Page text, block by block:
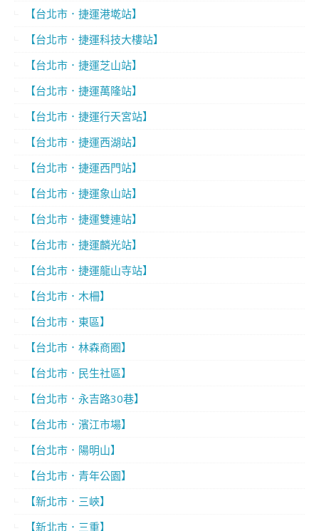
【台北市．捷運港墘站】
【台北市．捷運科技大樓站】
【台北市．捷運芝山站】
【台北市．捷運萬隆站】
【台北市．捷運行天宮站】
【台北市．捷運西湖站】
【台北市．捷運西門站】
【台北市．捷運象山站】
【台北市．捷運雙連站】
【台北市．捷運麟光站】
【台北市．捷運龍山寺站】
【台北市．木柵】
【台北市．東區】
【台北市．林森商圈】
【台北市．民生社區】
【台北市．永吉路30巷】
【台北市．濱江市場】
【台北市．陽明山】
【台北市．青年公園】
【新北市．三峽】
【新北市．三重】